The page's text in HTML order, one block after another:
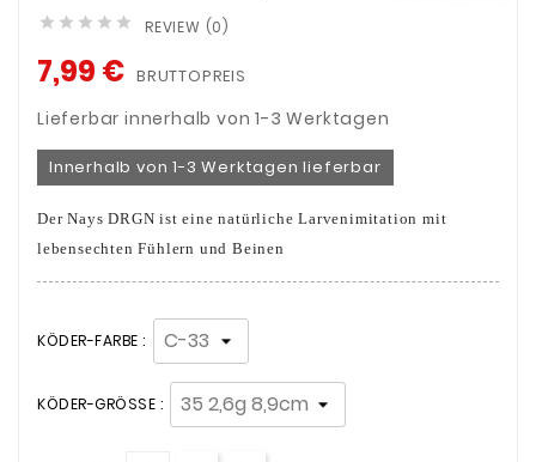
     REVIEW (0)
7,99 € BRUTTOPREIS
Lieferbar innerhalb von 1-3 Werktagen
Innerhalb von 1-3 Werktagen lieferbar
Der Nays DRGN ist eine natürliche Larvenimitation mit
lebensechten Fühlern und Beinen
KÖDER-FARBE :
KÖDER-GRÖSSE :